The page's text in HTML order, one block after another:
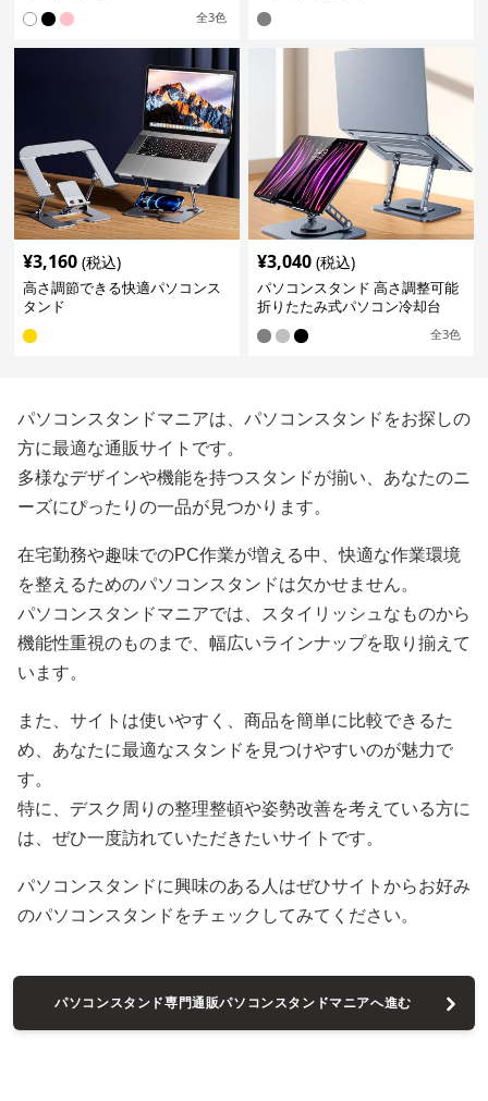
全3色
¥3,160 (税込)
高さ調節できる快適パソコンス
タンド
¥3,040 (税込)
パソコンスタンド 高さ調整可能
折りたたみ式パソコン冷却台
全3色
パソコンスタンドマニアは、パソコンスタンドをお探しの
方に最適な通販サイトです。
多様なデザインや機能を持つスタンドが揃い、あなたのニ
ーズにぴったりの一品が見つかります。
在宅勤務や趣味でのPC作業が増える中、快適な作業環境
を整えるためのパソコンスタンドは欠かせません。
パソコンスタンドマニアでは、スタイリッシュなものから
機能性重視のものまで、幅広いラインナップを取り揃えて
います。
また、サイトは使いやすく、商品を簡単に比較できるた
め、あなたに最適なスタンドを見つけやすいのが魅力で
す。
特に、デスク周りの整理整頓や姿勢改善を考えている方に
は、ぜひ一度訪れていただきたいサイトです。
パソコンスタンドに興味のある人はぜひサイトからお好み
のパソコンスタンドをチェックしてみてください。
パソコンスタンド専門通販パソコンスタンドマニアへ進む